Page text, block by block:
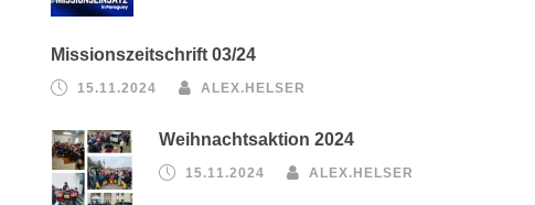
Missionszeitschrift 03/24
15.11.2024 ALEX.HELSER
Weihnachtsaktion 2024
15.11.2024 ALEX.HELSER